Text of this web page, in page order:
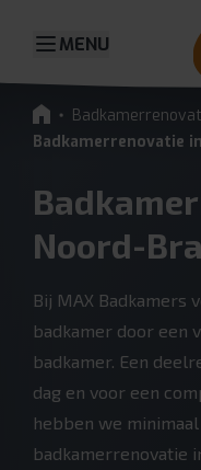
MENU
Badkamerrenovatie
Noord-
Bij MAX Badkamers
badkamer door een
badkamer. Een
dag en voor een
hebben we
badkamerrenovatie